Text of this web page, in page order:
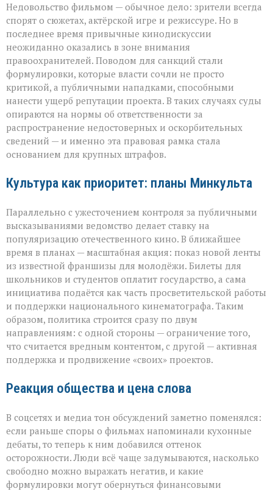
Недовольство фильмом — обычное дело: зрители всегда
спорят о сюжетах, актёрской игре и режиссуре. Но в
последнее время привычные кинодискуссии
неожиданно оказались в зоне внимания
правоохранителей. Поводом для санкций стали
формулировки, которые власти сочли не просто
критикой, а публичными нападками, способными
нанести ущерб репутации проекта. В таких случаях суды
опираются на нормы об ответственности за
распространение недостоверных и оскорбительных
сведений — и именно эта правовая рамка стала
основанием для крупных штрафов.
Культура как приоритет: планы Минкульта
Параллельно с ужесточением контроля за публичными
высказываниями ведомство делает ставку на
популяризацию отечественного кино. В ближайшее
время в планах — масштабная акция: показ новой ленты
из известной франшизы для молодёжи. Билеты для
школьников и студентов оплатит государство, а сама
инициатива подаётся как часть просветительской работы
и поддержки национального кинематографа. Таким
образом, политика строится сразу по двум
направлениям: с одной стороны — ограничение того,
что считается вредным контентом, с другой — активная
поддержка и продвижение «своих» проектов.
Реакция общества и цена слова
В соцсетях и медиа тон обсуждений заметно поменялся:
если раньше споры о фильмах напоминали кухонные
дебаты, то теперь к ним добавился оттенок
осторожности. Люди всё чаще задумываются, насколько
свободно можно выражать негатив, и какие
формулировки могут обернуться финансовыми